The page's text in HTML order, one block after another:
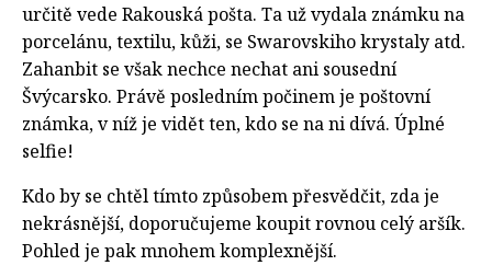
určitě vede Rakouská pošta. Ta už vydala známku na
porcelánu, textilu, kůži, se Swarovskiho krystaly atd.
Zahanbit se však nechce nechat ani sousední
Švýcarsko. Právě posledním počinem je poštovní
známka, v níž je vidět ten, kdo se na ni dívá. Úplné
selfie!
Kdo by se chtěl tímto způsobem přesvědčit, zda je
nekrásnější, doporučujeme koupit rovnou celý aršík.
Pohled je pak mnohem komplexnější.